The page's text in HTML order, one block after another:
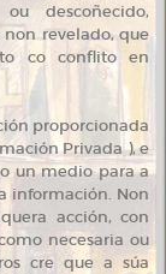
descoñecido,
revelado, que
co conflito en
proporcionada
Privada ), e
un medio para a
información. Non
acción, con
necesaria ou
cre que a súa